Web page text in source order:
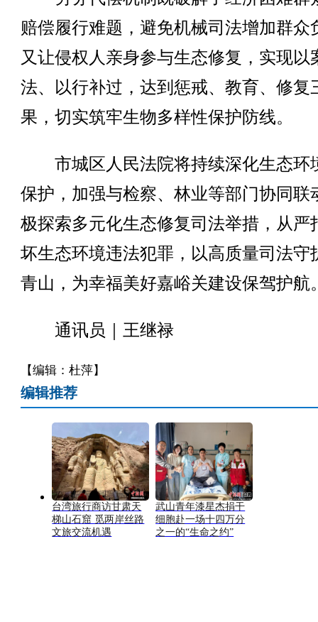
赔偿履行难题，避免机械司法增加群众
又让侵权人亲身参与生态修复，实现以
法、以行补过，达到惩戒、教育、修复
果，切实筑牢生物多样性保护防线。
市城区人民法院将持续深化生态环
保护，加强与检察、林业等部门协同联
极探索多元化生态修复司法举措，从严
坏生态环境违法犯罪，以高质量司法守
青山，为幸福美好嘉峪关建设保驾护航
通讯员｜王继禄
【编辑：杜萍】
编辑推荐
台湾旅行商访甘肃天
梯山石窟 觅两岸丝路
文旅交流机遇
武山青年漆星杰捐干
细胞赴一场十四万分
之一的“生命之约”